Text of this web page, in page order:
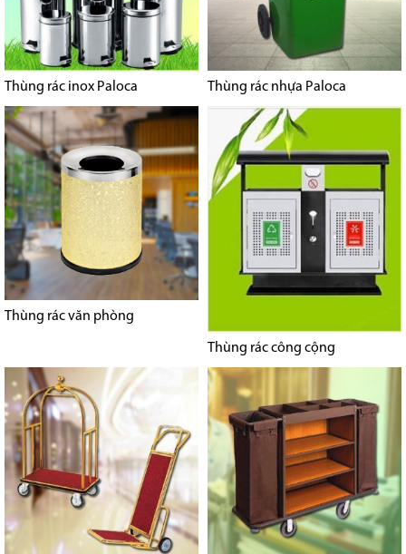
Thùng rác inox Paloca Thùng rác nhựa Paloca
Thùng rác văn phòng
Thùng rác công cộng